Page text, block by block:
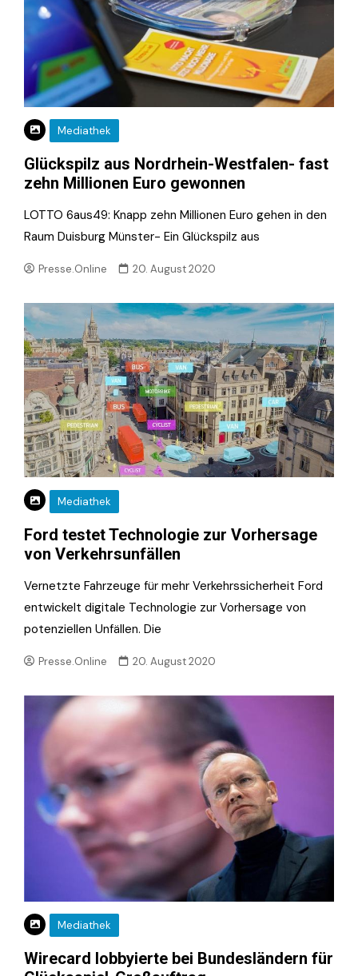
Mediathek
Glückspilz aus Nordrhein-Westfalen- fast
zehn Millionen Euro gewonnen
LOTTO 6aus49: Knapp zehn Millionen Euro gehen in den
Raum Duisburg Münster- Ein Glückspilz aus
Presse.Online 20. August 2020
Mediathek
Ford testet Technologie zur Vorhersage
von Verkehrsunfällen
Vernetzte Fahrzeuge für mehr Verkehrssicherheit Ford
entwickelt digitale Technologie zur Vorhersage von
potenziellen Unfällen. Die
Presse.Online 20. August 2020
Mediathek
Wirecard lobbyierte bei Bundesländern für